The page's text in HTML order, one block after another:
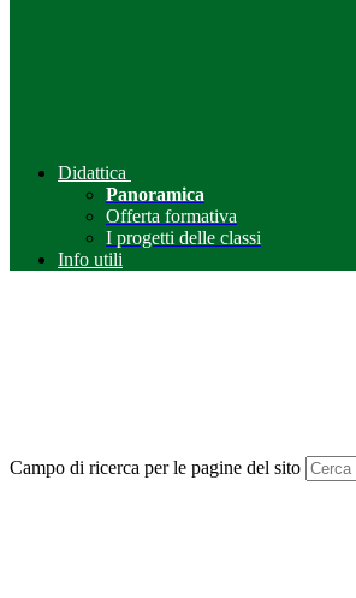
Didattica
Panoramica
Offerta formativa
I progetti delle classi
Info utili
Campo di ricerca per le pagine del sito